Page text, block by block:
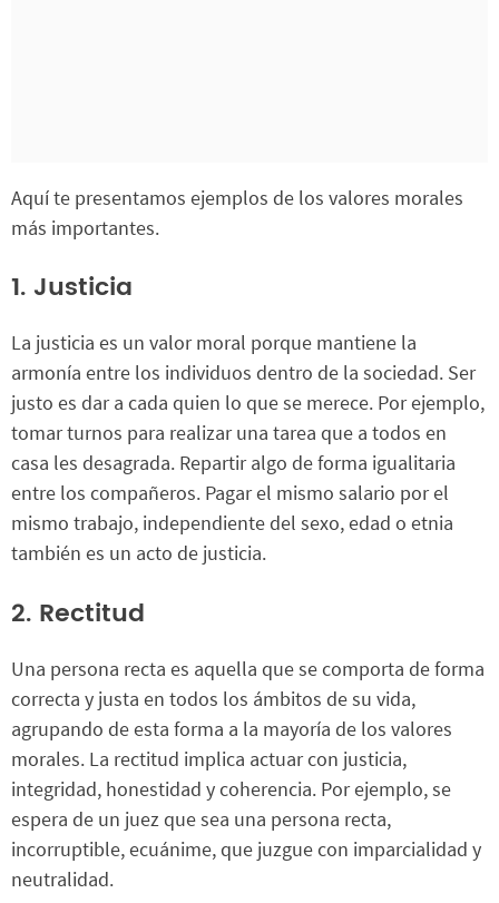
Aquí te presentamos ejemplos de los valores morales
más importantes.
1. Justicia
La justicia es un valor moral porque mantiene la
armonía entre los individuos dentro de la sociedad. Ser
justo es dar a cada quien lo que se merece. Por ejemplo,
tomar turnos para realizar una tarea que a todos en
casa les desagrada. Repartir algo de forma igualitaria
entre los compañeros. Pagar el mismo salario por el
mismo trabajo, independiente del sexo, edad o etnia
también es un acto de justicia.
2. Rectitud
Una persona recta es aquella que se comporta de forma
correcta y justa en todos los ámbitos de su vida,
agrupando de esta forma a la mayoría de los valores
morales. La rectitud implica actuar con justicia,
integridad, honestidad y coherencia. Por ejemplo, se
espera de un juez que sea una persona recta,
incorruptible, ecuánime, que juzgue con imparcialidad y
neutralidad.